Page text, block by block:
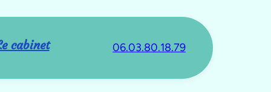
cabinet 06.03.80.18.79